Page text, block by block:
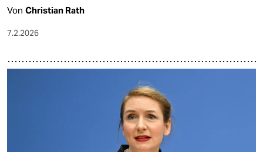
Von Christian Rath
7.2.2026